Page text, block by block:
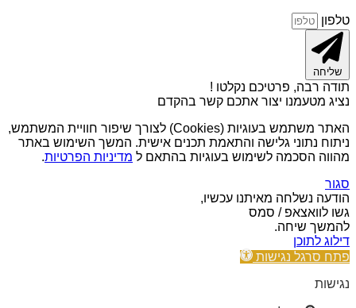
טלפון
שליחה
תודה רבה, פרטיכם נקלטו !
נציג מטעמנו יצור אתכם קשר בהקדם
האתר משתמש בעוגיות (Cookies) לצורך שיפור חוויית המשתמש,
ניתוח נתוני גלישה והתאמת תכנים אישית. המשך השימוש באתר
מהווה הסכמה לשימוש בעוגיות בהתאם ל מדיניות הפרטיות.
סגור
הודעה נשלחה מאיתנו עכשיו,
גשו לוואצאפ / סמס
להמשך שיחה.
דילוג לתוכן
פתח סרגל נגישות
נגישות